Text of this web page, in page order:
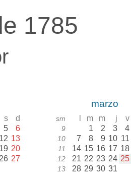
1785
s d
5 6
12 13
19 20
26 27
marzo
sm m m j v
9 1 2 3 4
10 7 8 9 10 11
11 14 15 16 17 18
12 21 22 23 24 25
13 28 29 30 31